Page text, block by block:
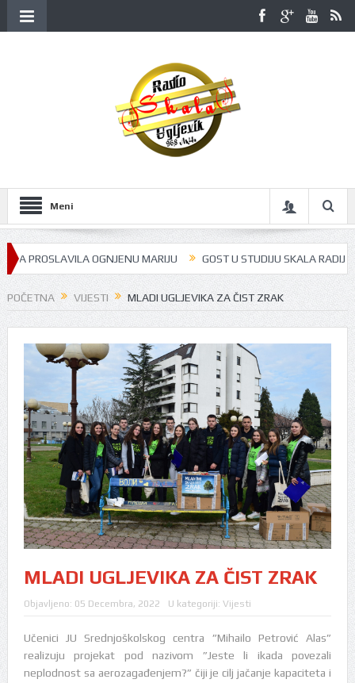
Meni
OGNJENU MARIJU GOST U STUDIJU SKALA RADIJA BILA JE
POČETNA VIJESTI MLADI UGLJEVIKA ZA ČIST ZRAK
MLADI UGLJEVIKA ZA ČIST ZRAK
Objavljeno: 05 Decembra, 2022 U kategoriji: Vijesti
Učenici JU Srednjoškolskog centra ”Mihailo Petrović Alas”
realizuju projekat pod nazivom ”Jeste li ikada povezali
neplodnost sa aerozagađenjem?” čiji je cilj jačanje kapaciteta i